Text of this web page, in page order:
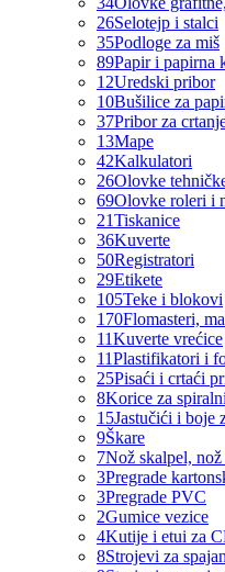
26Selotejp i stalci
35Podloge za miš
89Papir i papirna
12Uredski pribor
10Bušilice za
37Pribor za
13Mape
42Kalkulatori
26Olovke
69Olovke roleri i
21Tiskanice
36Kuverte
50Registratori
29Etikete
105Teke i blokovi
170Flomasteri,
11Kuverte vrećice
11Plastifikatori i
25Pisaći i crtaći
8Korice za
15Jastučići i boje
9Škare
7Nož skalpel, nož
3Pregrade
3Pregrade PVC
2Gumice vezice
4Kutije i etui za
8Strojevi za